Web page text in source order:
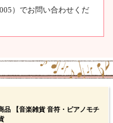
4,000円～5,000円
）でお問い合わせくだ
【音楽雑貨 音符・ピアノモチ